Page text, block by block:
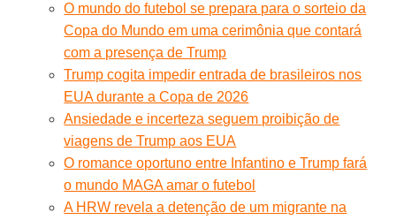
O mundo do futebol se prepara para o sorteio da
Copa do Mundo em uma cerimônia que contará
com a presença de Trump
Trump cogita impedir entrada de brasileiros nos
EUA durante a Copa de 2026
Ansiedade e incerteza seguem proibição de
viagens de Trump aos EUA
O romance oportuno entre Infantino e Trump fará
o mundo MAGA amar o futebol
A HRW revela a detenção de um migrante na